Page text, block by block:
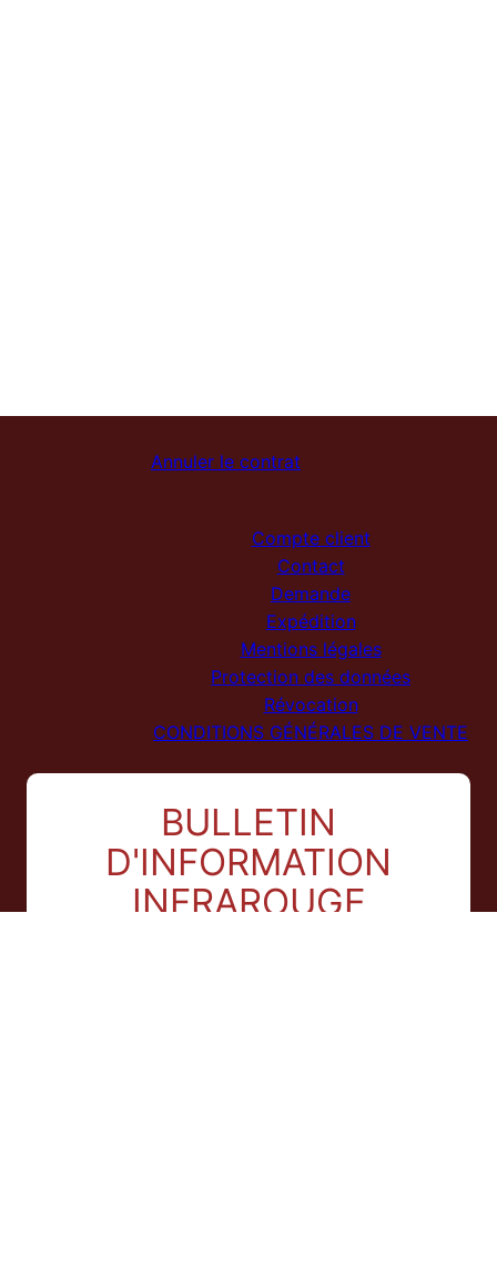
Annuler le contrat
Compte client
Contact
Demande
Expédition
Mentions légales
Protection des données
Révocation
CONDITIONS GÉNÉRALES DE VENTE
BULLETIN
D'INFORMATION
INFRAROUGE